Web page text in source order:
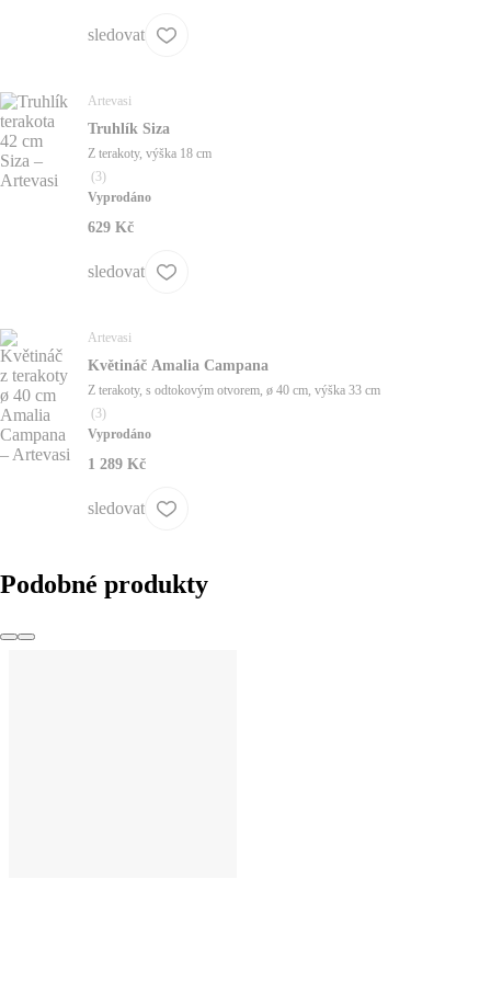
sledovat
Artevasi
Truhlík Siza
Z terakoty, výška 18 cm
(3)
Vyprodáno
629 Kč
sledovat
Artevasi
Květináč Amalia Campana
Z terakoty, s odtokovým otvorem, ø 40 cm, výška 33 cm
(3)
Vyprodáno
1 289 Kč
sledovat
Podobné produkty